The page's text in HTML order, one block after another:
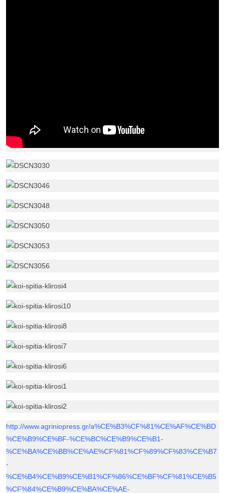
http://www.agriniopress.gr/a%CE%B3%CF%81%CE%AF%CE%BD
%CE%B9%CE%BF-%CE%BC%CE%B9%CE%B1-
%CE%BA%CE%BB%CE%AE%CF%81%CF%89%CF%83%CE%B7
-
%CE%B4%CE%B9%CE%B1%CF%86%CE%BF%CF%81%CE%B5
%CF%84%CE%B9%CE%BA%CE%AE-